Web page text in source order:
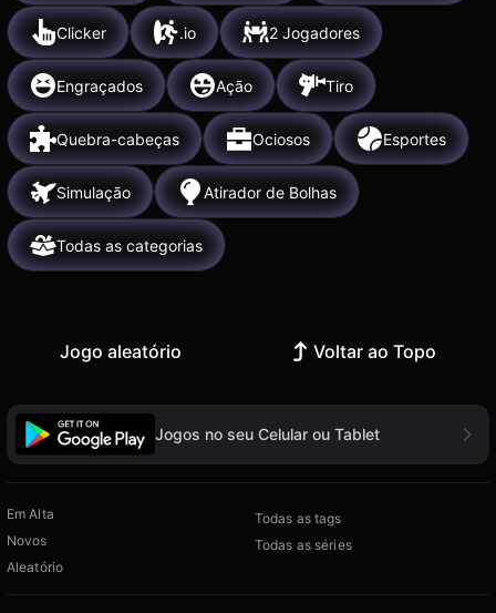
Clicker .io 2 Jogadores
Engraçados Ação Tiro
Quebra-cabeças Ociosos Esportes
Simulação Atirador de Bolhas
Todas as categorias
Jogo aleatório Voltar ao Topo
Jogos no seu Celular ou Tablet
Em Alta
Novos
Aleatório
Todas as tags
Todas as séries